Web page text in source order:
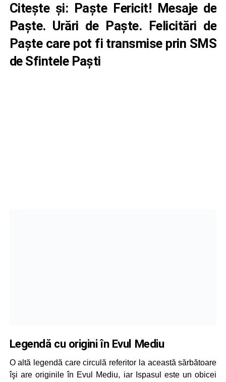
Citește și: Paște Fericit! Mesaje de
Paște. Urări de Paște. Felicitări de
Paște care pot fi transmise prin SMS
de Sfintele Paști
Legendă cu origini în Evul Mediu
O altă legendă care circulă referitor la această sărbătoare
îşi are originile în Evul Mediu, iar Ispasul este un obicei